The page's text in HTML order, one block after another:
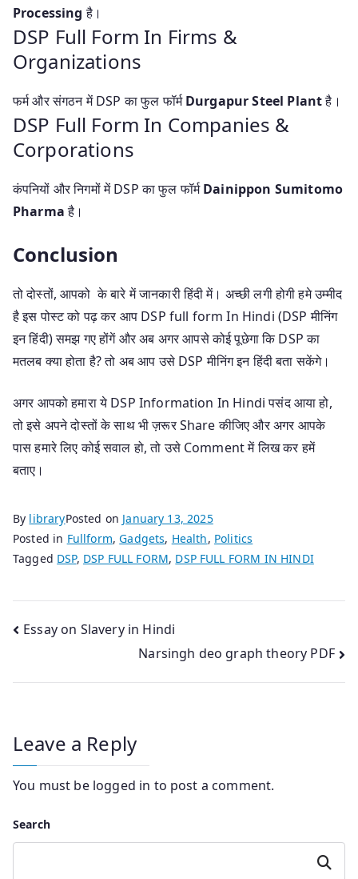
Processing है।
DSP Full Form In Firms &
Organizations
फर्म और संगठन में DSP का फुल फॉर्मDurgapur Steel Plantहै।
DSP Full Form In Companies &
Corporations
कंपनियों और निगमों में DSP का फुल फॉर्मDainippon Sumitomo
Pharmaहै।
Conclusion
तो दोस्तों, आपको के बारे में जानकारी हिंदी में। अच्छी लगी होगी हमे उम्मीद
है इस पोस्ट को पढ़ कर आप DSP full form In Hindi (DSP मीनिंग
इन हिंदी) समझ गए होंगें और अब अगर आपसे कोई पूछेगा कि DSP का
मतलब क्या होता है? तो अब आप उसे DSP मीनिंग इन हिंदी बता सकेंगे।
अगर आपको हमारा ये DSP Information In Hindi पसंद आया हो,
तो इसे अपने दोस्तों के साथ भी ज़रूर Share कीजिए और अगर आपके
पास हमारे लिए कोई सवाल हो, तो उसे Comment में लिख कर हमें
बताए।
By libraryPosted on January 13, 2025
Posted in Fullform,Gadgets, Health, Politics
Tagged DSP, DSP FULL FORM, DSP FULL FORM IN HINDI
Post
navigation
Essay on Slavery in Hindi
Narsingh deo graph theory PDF
Leave a Reply
You must be logged in to post a comment.
Search
Search